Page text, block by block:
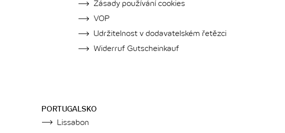
Zásady používání cookies
VOP
Udržitelnost v dodavatelském řetězci
Widerruf Gutscheinkauf
PORTUGALSKO
Lissabon